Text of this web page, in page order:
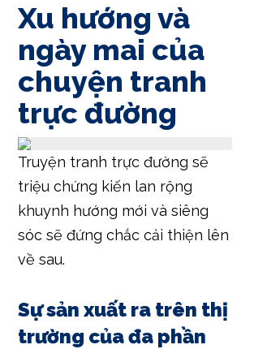
Xu hướng và
ngày mai của
chuyện tranh
trực đường
Truyện tranh trực đường sẽ
triệu chứng kiến lan rộng
khuynh hướng mới và siêng
sóc sẽ đứng chắc cải thiện lên
về sau.
Sự sản xuất ra trên thị
trường của đa phần